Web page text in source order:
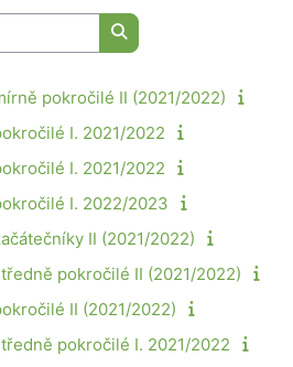
Vyhledat kurzy
pokročilé II (2021/2022)
I. 2021/2022
I. 2021/2022
I. 2022/2023
II (2021/2022)
pokročilé II (2021/2022)
II (2021/2022)
pokročilé I. 2021/2022